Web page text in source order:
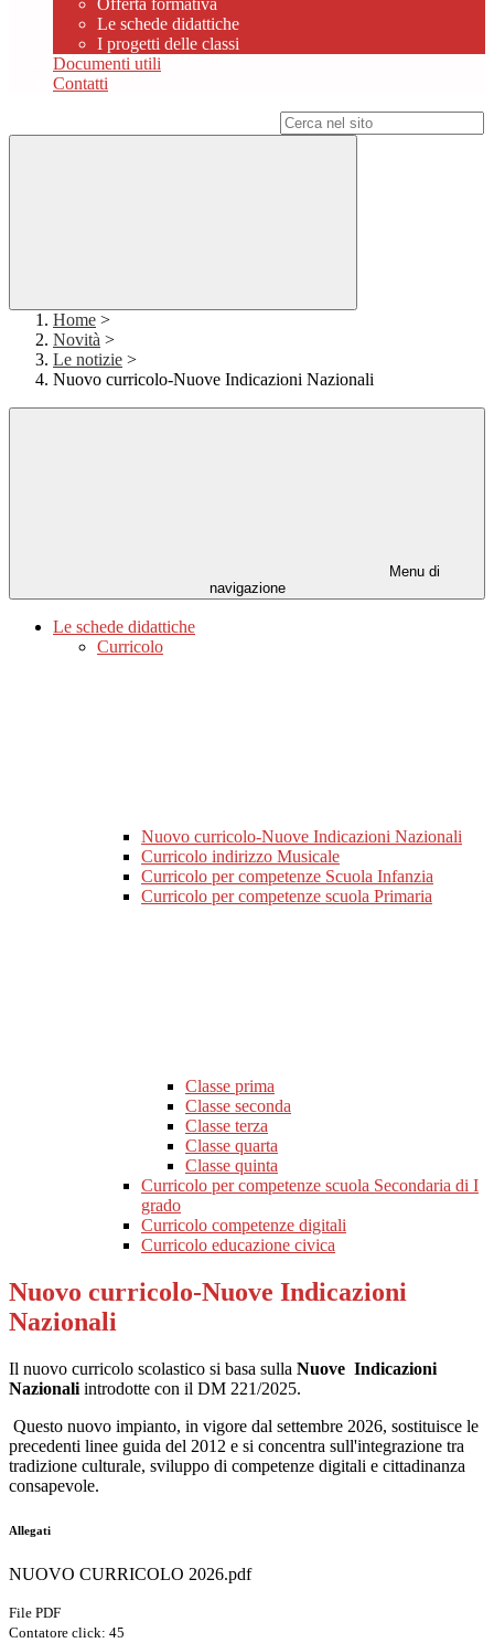
Offerta formativa
Le schede didattiche
I progetti delle classi
Documenti utili
Contatti
Home >
Novità >
Le notizie >
Nuovo curricolo-Nuove Indicazioni Nazionali
Menu di
navigazione
Le schede didattiche
Curricolo
Nuovo curricolo-Nuove Indicazioni Nazionali
Curricolo indirizzo Musicale
Curricolo per competenze Scuola Infanzia
Curricolo per competenze scuola Primaria
Classe prima
Classe seconda
Classe terza
Classe quarta
Classe quinta
Curricolo per competenze scuola Secondaria di I
grado
Curricolo competenze digitali
Curricolo educazione civica
Nuovo curricolo-Nuove Indicazioni
Nazionali
Il nuovo curricolo scolastico si basa sulla Nuove Indicazioni
Nazionali introdotte con il DM 221/2025.
Questo nuovo impianto, in vigore dal settembre 2026, sostituisce le
precedenti linee guida del 2012 e si concentra sull'integrazione tra
tradizione culturale, sviluppo di competenze digitali e cittadinanza
consapevole.
Allegati
NUOVO CURRICOLO 2026.pdf
File PDF
Contatore click: 45